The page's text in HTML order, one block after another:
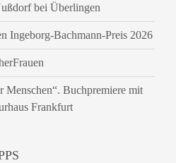
bei Überlingen
Ingeborg-Bachmann-Preis 2026
Menschen“. Buchpremiere mit
Frankfurt